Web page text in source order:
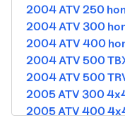
2004 ATV 250
2004 ATV 300
2004 ATV 400
2004 ATV 500
2004 ATV 500
2005 ATV 300
2005 ATV 400